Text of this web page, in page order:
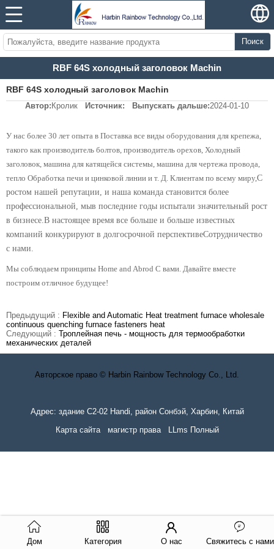
Поиск
RBF 64S холодный заголовок Machin
RBF 64S холодный заголовок Machin
Автор: Кролик Источник: Выпускать дальше:2024-01-10
У нас более 30 лет опыта в Поставка все виды оборудования для крепежа,
такого как производитель болтов, производитель орехов, Холодный
заголовок, машина для катящейся системы, машина для чертежа провода,
тепло Обработка печи и цинковой линии и т. Д. Клиентам по всему миру,С
ростом нашей репутации, и наша команда становится более
профессиональной, мыв последние годы испытали значительный рост
в бизнесе.В настоящее время все больше и больше известных
компаний конкурируют в долгосрочной перспективеСотрудничество
с нами.
Мы соблюдаем принципы Home and Abrod С вами. Давайте вместе
построим отличное будущее!
Предыдущий : Flexible and Automatic Heat treatment furnace wholesale
continuous quenching furnace fasteners heat
Следующий : Троплейная печь - мощность для термообработки
механических деталей
Авторское право © Harbin Rainbow Technology Co., Ltd.
Адрес: здание C2-02 Handi, район Сонбэй, Харбин, Китай
Карта сайта
магистр права LLms Полный
Дом Категория О нас Свяжитесь с нами